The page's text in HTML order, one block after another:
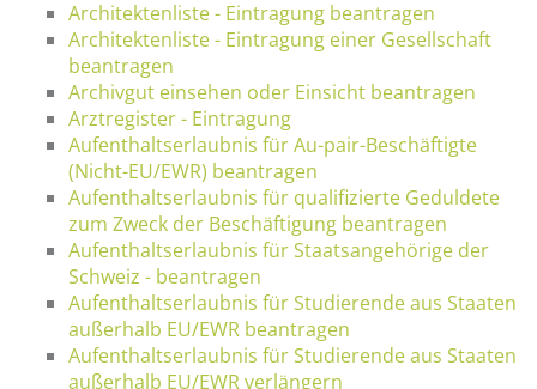
Architektenliste - Eintragung beantragen
Architektenliste - Eintragung einer Gesellschaft
beantragen
Archivgut einsehen oder Einsicht beantragen
Arztregister - Eintragung
Aufenthaltserlaubnis für Au-pair-Beschäftigte
(Nicht-EU/EWR) beantragen
Aufenthaltserlaubnis für qualifizierte Geduldete
zum Zweck der Beschäftigung beantragen
Aufenthaltserlaubnis für Staatsangehörige der
Schweiz - beantragen
Aufenthaltserlaubnis für Studierende aus Staaten
außerhalb EU/EWR beantragen
Aufenthaltserlaubnis für Studierende aus Staaten
außerhalb EU/EWR verlängern